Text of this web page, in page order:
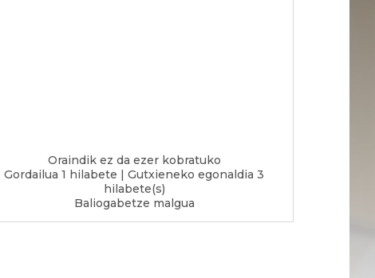
Oraindik ez da ezer kobratuko
Gordailua 1 hilabete | Gutxieneko egonaldia 3
hilabete(s)
Baliogabetze malgua